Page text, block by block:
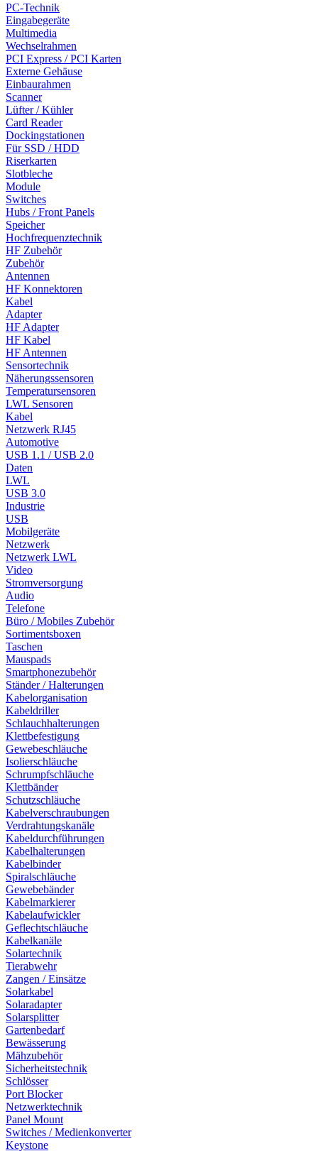
PC-Technik
Eingabegeräte
Multimedia
Wechselrahmen
PCI Express / PCI Karten
Externe Gehäuse
Einbaurahmen
Scanner
Lüfter / Kühler
Card Reader
Dockingstationen
Für SSD / HDD
Riserkarten
Slotbleche
Module
Switches
Hubs / Front Panels
Speicher
Hochfrequenztechnik
HF Zubehör
Zubehör
Antennen
HF Konnektoren
Kabel
Adapter
HF Adapter
HF Kabel
HF Antennen
Sensortechnik
Näherungssensoren
Temperatursensoren
LWL Sensoren
Kabel
Netzwerk RJ45
Automotive
USB 1.1 / USB 2.0
Daten
LWL
USB 3.0
Industrie
USB
Mobilgeräte
Netzwerk
Netzwerk LWL
Video
Stromversorgung
Audio
Telefone
Büro / Mobiles Zubehör
Sortimentsboxen
Taschen
Mauspads
Smartphonezubehör
Ständer / Halterungen
Kabelorganisation
Kabeldriller
Schlauchhalterungen
Klettbefestigung
Gewebeschläuche
Isolierschläuche
Schrumpfschläuche
Klettbänder
Schutzschläuche
Kabelverschraubungen
Verdrahtungskanäle
Kabeldurchführungen
Kabelhalterungen
Kabelbinder
Spiralschläuche
Gewebebänder
Kabelmarkierer
Kabelaufwickler
Geflechtschläuche
Kabelkanäle
Solartechnik
Tierabwehr
Zangen / Einsätze
Solarkabel
Solaradapter
Solarsplitter
Gartenbedarf
Bewässerung
Mähzubehör
Sicherheitstechnik
Schlösser
Port Blocker
Netzwerktechnik
Panel Mount
Switches / Medienkonverter
Keystone